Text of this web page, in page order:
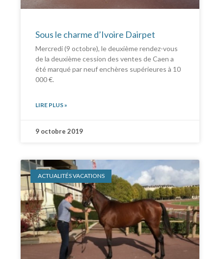
Sous le charme d’Ivoire Dairpet
Mercredi (9 octobre), le deuxième rendez-vous
de la deuxième cession des ventes de Caen a
été marqué par neuf enchères supérieures à 10
000 €.
LIRE PLUS »
9 octobre 2019
ACTUALITÉS VACATIONS